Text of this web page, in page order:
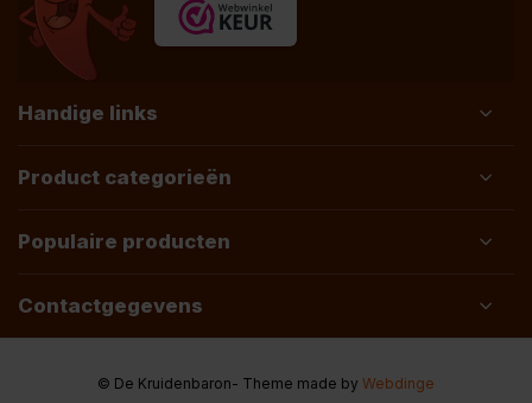
Handige links
Product categorieën
Populaire producten
Contactgegevens
© De Kruidenbaron- Theme made by Webdinge